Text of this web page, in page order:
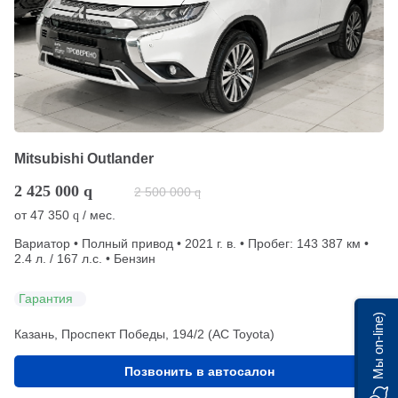
Mitsubishi Outlander
2 425 000 q 2 500 000 q
от47 350 q / мес.
Вариатор • Полный привод • 2021 г. в. • Пробег: 143 387 км •
2.4 л. / 167 л.с. • Бензин
Гарантия
Казань, Проспект Победы, 194/2 (АС Toyota)
Позвонить в автосалон Мы on-line)